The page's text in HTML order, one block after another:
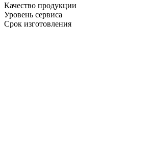
Качество продукции
Уровень сервиса
Срок изготовления